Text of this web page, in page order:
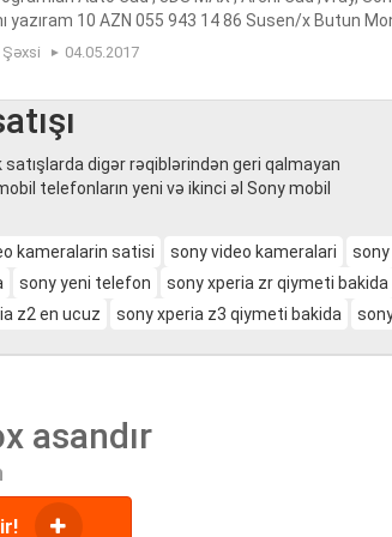
yazıram 10 AZN 055 943 14 86 Susen/x Butun
, 3DS MAX , Archi Cad ,Vray, Sony Vegas, After
Şəxsi 04.05.2017
digər rəqiblərindən geri qalmayan
telefonların yeni və ikinci əl Sony mobil
kameralarin satisi sony video kameralari
sony yeni telefon sony xperia zr qiymeti bakida
z2 en ucuz sony xperia z3 qiymeti bakida
asandır